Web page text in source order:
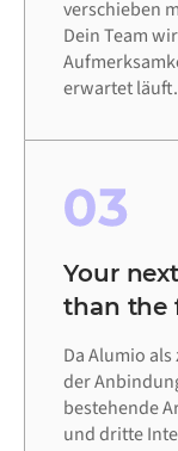
verschieben
Dein Team
erwartet läuft.
03
Your
than the
Da Alumio
der
bestehende
und dritte